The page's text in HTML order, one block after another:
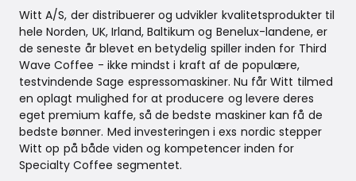
Witt A/S, der distribuerer og udvikler kvalitetsprodukter til
hele Norden, UK, Irland, Baltikum og Benelux-landene, er
de seneste år blevet en betydelig spiller inden for Third
Wave Coffee - ikke mindst i kraft af de populære,
testvindende Sage espressomaskiner. Nu får Witt tilmed
en oplagt mulighed for at producere og levere deres
eget premium kaffe, så de bedste maskiner kan få de
bedste bønner. Med investeringen i exs nordic stepper
Witt op på både viden og kompetencer inden for
Specialty Coffee segmentet.